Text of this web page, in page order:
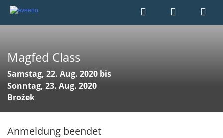
Magfed Class
Samstag, 22. Aug. 2020 bis
Sonntag, 23. Aug. 2020
Brożek
Anmeldung beendet